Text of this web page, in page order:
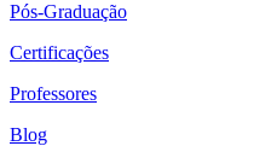
Pós-Graduação
Certificações
Professores
Blog